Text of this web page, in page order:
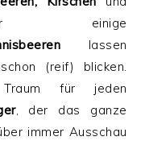
einige
lassen
(reif) blicken.
für jeden
, der das ganze
immer Ausschau